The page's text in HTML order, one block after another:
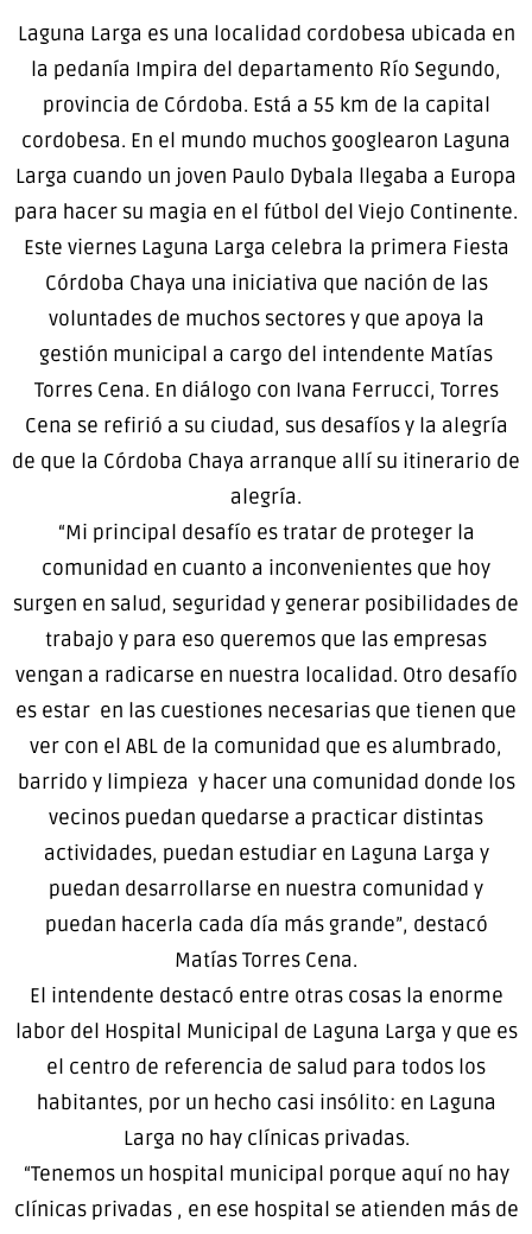
Laguna Larga es una localidad cordobesa ubicada en
la pedanía Impira del departamento Río Segundo,
provincia de Córdoba. Está a 55 km de la capital
cordobesa. En el mundo muchos googlearon Laguna
Larga cuando un joven Paulo Dybala llegaba a Europa
para hacer su magia en el fútbol del Viejo Continente.
Este viernes Laguna Larga celebra la primera Fiesta
Córdoba Chaya una iniciativa que nación de las
voluntades de muchos sectores y que apoya la
gestión municipal a cargo del intendente Matías
Torres Cena. En diálogo con Ivana Ferrucci, Torres
Cena se refirió a su ciudad, sus desafíos y la alegría
de que la Córdoba Chaya arranque allí su itinerario de
alegría.
“Mi principal desafío es tratar de proteger la
comunidad en cuanto a inconvenientes que hoy
surgen en salud, seguridad y generar posibilidades de
trabajo y para eso queremos que las empresas
vengan a radicarse en nuestra localidad. Otro desafío
es estar en las cuestiones necesarias que tienen que
ver con el ABL de la comunidad que es alumbrado,
barrido y limpieza y hacer una comunidad donde los
vecinos puedan quedarse a practicar distintas
actividades, puedan estudiar en Laguna Larga y
puedan desarrollarse en nuestra comunidad y
puedan hacerla cada día más grande”, destacó
Matías Torres Cena.
El intendente destacó entre otras cosas la enorme
labor del Hospital Municipal de Laguna Larga y que es
el centro de referencia de salud para todos los
habitantes, por un hecho casi insólito: en Laguna
Larga no hay clínicas privadas.
“Tenemos un hospital municipal porque aquí no hay
clínicas privadas , en ese hospital se atienden más de